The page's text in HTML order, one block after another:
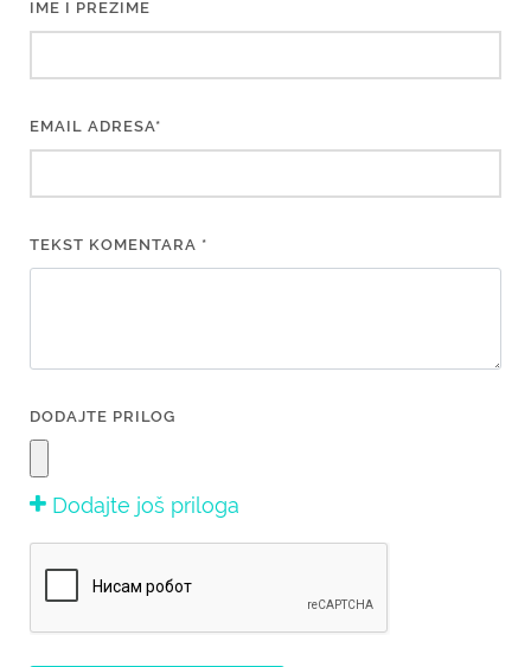
IME I PREZIME
EMAIL ADRESA*
TEKST KOMENTARA *
DODAJTE PRILOG
Dodajte još priloga